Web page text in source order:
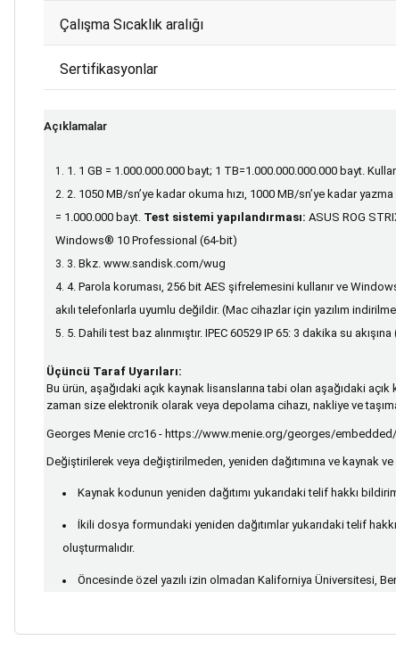
Çalışma Sıcaklık aralığı
Sertifikasyonlar
Açıklamalar
1. 1 GB = 1.000.000.000 bayt; 1 TB=1.000.000.000.000 bayt.
2. 1050 MB/sn’ye kadar okuma hızı, 1000 MB/sn’ye kadar
= 1.000.000 bayt. Test sistemi yapılandırması: ASUS ROG
Windows® 10 Professional (64-bit)
3. Bkz. www.sandisk.com/wug
4. Parola koruması, 256 bit AES şifrelemesini kullanır ve
akılı telefonlarla uyumlu değildir. (Mac cihazlar için yazılım
5. Dahili test baz alınmıştır. IPEC 60529 IP 65: 3 dakika su
Üçüncü Taraf Uyarıları:
Bu ürün, aşağıdaki açık kaynak lisanslarına tabi olan aşağıdaki
zaman size elektronik olarak veya depolama cihazı, nakliye ve
Georges Menie crc16 - https://www.menie.org/georges/
Değiştirilerek veya değiştirilmeden, yeniden dağıtımına ve kaynak
Kaynak kodunun yeniden dağıtımı yukarıdaki telif hakkı
İkili dosya formundaki yeniden dağıtımlar yukarıdaki telif
oluşturmalıdır.
Öncesinde özel yazılı izin olmadan Kaliforniya Üniversitesi,